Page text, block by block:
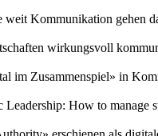
weit Kommunikation gehen
wirkungsvoll
im Zusammenspiel» in
Leadership: How to manage